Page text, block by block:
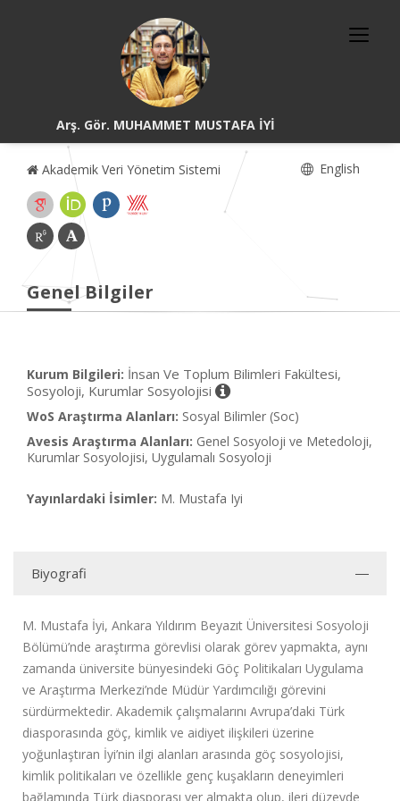
Arş. Gör. MUHAMMET MUSTAFA İYİ
Akademik Veri Yönetim Sistemi English
Genel Bilgiler
Kurum Bilgileri: İnsan Ve Toplum Bilimleri Fakültesi,
Sosyoloji, Kurumlar Sosyolojisi
WoS Araştırma Alanları: Sosyal Bilimler (Soc)
Avesis Araştırma Alanları: Genel Sosyoloji ve Metedoloji,
Kurumlar Sosyolojisi, Uygulamalı Sosyoloji
Yayınlardaki İsimler: M. Mustafa Iyi
Biyografi
M. Mustafa İyi, Ankara Yıldırım Beyazıt Üniversitesi Sosyoloji
Bölümü’nde araştırma görevlisi olarak görev yapmakta, aynı
zamanda üniversite bünyesindeki Göç Politikaları Uygulama
ve Araştırma Merkezi’nde Müdür Yardımcılığı görevini
sürdürmektedir. Akademik çalışmalarını Avrupa’daki Türk
diasporasında göç, kimlik ve aidiyet ilişkileri üzerine
yoğunlaştıran İyi’nin ilgi alanları arasında göç sosyolojisi,
kimlik politikaları ve özellikle genç kuşakların deneyimleri
bağlamında Türk diasporası yer almakta olup, ileri düzeyde